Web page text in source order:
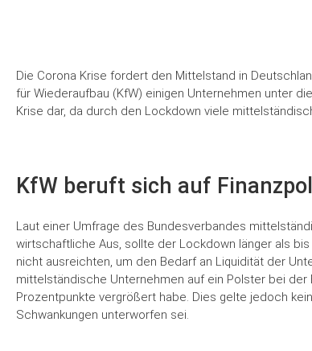
Die Corona Krise fordert den Mittelstand in
für Wiederaufbau (KfW) einigen Unternehmen unter
Krise dar, da durch den Lockdown viele
KfW beruft sich auf
Laut einer Umfrage des Bundesverbandes
wirtschaftliche Aus, sollte der Lockdown länger als
nicht ausreichten, um den Bedarf an Liquidität der
mittelständische Unternehmen auf ein Polster bei
Prozentpunkte vergrößert habe. Dies gelte jedoch
Schwankungen unterworfen sei.